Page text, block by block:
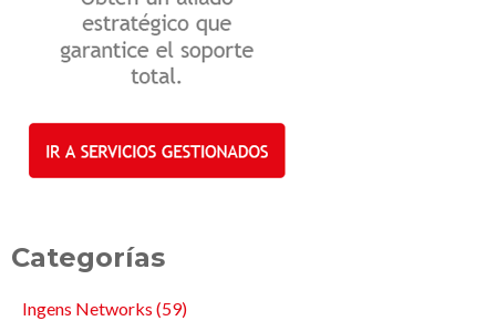
Categorías
Ingens Networks (59)